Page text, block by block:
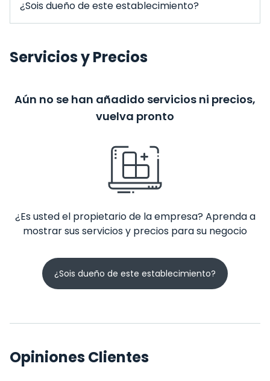
¿Sois dueño de este establecimiento?
Servicios y Precios
Aún no se han añadido servicios ni precios,
vuelva pronto
¿Es usted el propietario de la empresa? Aprenda a
mostrar sus servicios y precios para su negocio
¿Sois dueño de este establecimiento?
Opiniones Clientes